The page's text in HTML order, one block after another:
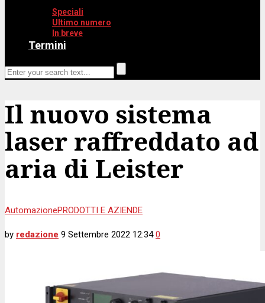
Speciali
Ultimo numero
In breve
Termini
Il nuovo sistema
laser raffreddato ad
aria di Leister
AutomazionePRODOTTI E AZIENDE
by redazione 9 Settembre 2022 12:34 0